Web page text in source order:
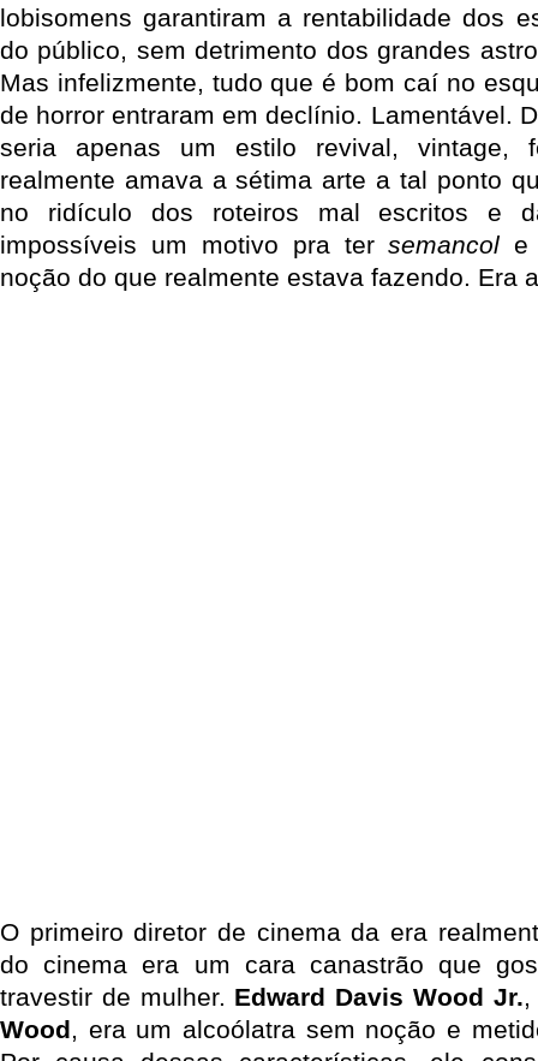
lobisomens garantiram a rentabilidade dos
do público, sem detrimento dos grandes
Mas infelizmente, tudo que é bom caí no
de horror entraram em declínio. Lamentável.
seria apenas um estilo revival, vintage,
realmente amava a sétima arte a tal ponto
no ridículo dos roteiros mal escritos e
impossíveis um motivo pra tersemancol e
noção do que realmente estava fazendo. Era
O primeiro diretor de cinema da era
do cinema era um cara canastrão que
travestir de mulher. Edward Davis Wood Jr.
Wood, era um alcoólatra sem noção e